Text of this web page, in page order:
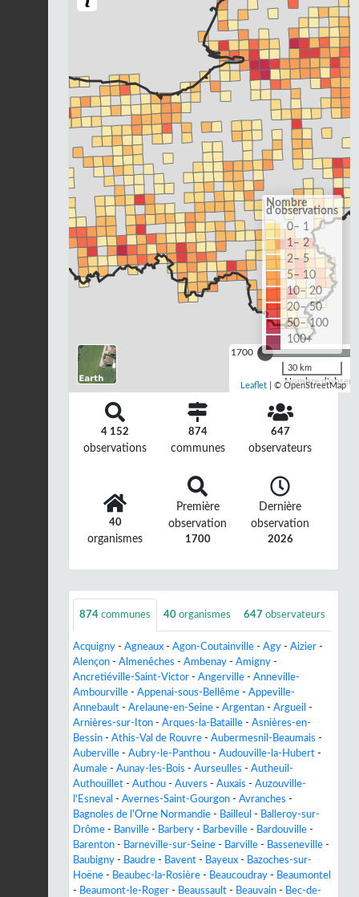
1700
Nombre
Nombre
d'observations
0– 1
1– 2
2– 5
5– 10
10– 20
20– 50
50– 100
100+
30 km
Leaflet | © OpenStreetMap
4 152
observations
874
communes
647
observateurs
40
organismes
Première
observation
1700
Dernière
observation
2026
874 communes 40 organismes 647 observateurs
Acquigny - Agneaux - Agon-Coutainville - Agy - Aizier -
Alençon - Almenêches - Ambenay - Amigny -
Ancretiéville-Saint-Victor - Angerville - Anneville-
Ambourville - Appenai-sous-Bellême - Appeville-
Annebault - Arelaune-en-Seine - Argentan - Argueil -
Arnières-sur-Iton - Arques-la-Bataille - Asnières-en-
Bessin - Athis-Val de Rouvre - Aubermesnil-Beaumais -
Auberville - Aubry-le-Panthou - Audouville-la-Hubert -
Aumale - Aunay-les-Bois - Aurseulles - Autheuil-
Authouillet - Authou - Auvers - Auxais - Auzouville-
l'Esneval - Avernes-Saint-Gourgon - Avranches -
Bagnoles de l'Orne Normandie - Bailleul - Balleroy-sur-
Drôme - Banville - Barbery - Barbeville - Bardouville -
Barenton - Barneville-sur-Seine - Barville - Basseneville -
Baubigny - Baudre - Bavent - Bayeux - Bazoches-sur-
Hoëne - Beaubec-la-Rosière - Beaucoudray - Beaumontel
- Beaumont-le-Roger - Beaussault - Beauvain - Bec-de-